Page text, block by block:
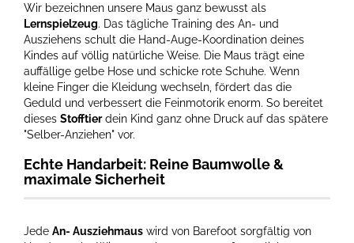
Wir bezeichnen unsere Maus ganz bewusst als
Lernspielzeug. Das tägliche Training des An- und
Ausziehens schult die Hand-Auge-Koordination deines
Kindes auf völlig natürliche Weise. Die Maus trägt eine
auffällige gelbe Hose und schicke rote Schuhe. Wenn
kleine Finger die Kleidung wechseln, fördert das die
Geduld und verbessert die Feinmotorik enorm. So bereitet
dieses Stofftierdein Kind ganz ohne Druck auf das spätere
"Selber-Anziehen" vor.
Echte Handarbeit: Reine Baumwolle &
maximale Sicherheit
Jede An- Ausziehmaus wird von Barefoot sorgfältig von